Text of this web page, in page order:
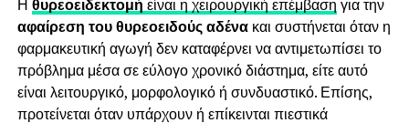
– Πώς η άσκηση με αντιστάσεις υποστηρίζει τη σύσταση
σώματος και τη διατήρηση του αποτελέσματος
– Τι χρειάζεται να προβλεφθεί διατροφικά πριν από τη
μείωση ή τη διακοπή της θεραπείας
Η θυρεοειδεκτομή είναι η χειρουργική επέμβαση για την
αφαίρεση του θυρεοειδούς αδένακαι συστήνεται όταν η
φαρμακευτική αγωγή δεν καταφέρνει να αντιμετωπίσει το
πρόβλημα μέσα σε εύλογο χρονικό διάστημα, είτε αυτό
είναι λειτουργικό, μορφολογικό ή συνδυαστικό. Επίσης,
προτείνεται όταν υπάρχουν ή επίκεινται πιεστικά